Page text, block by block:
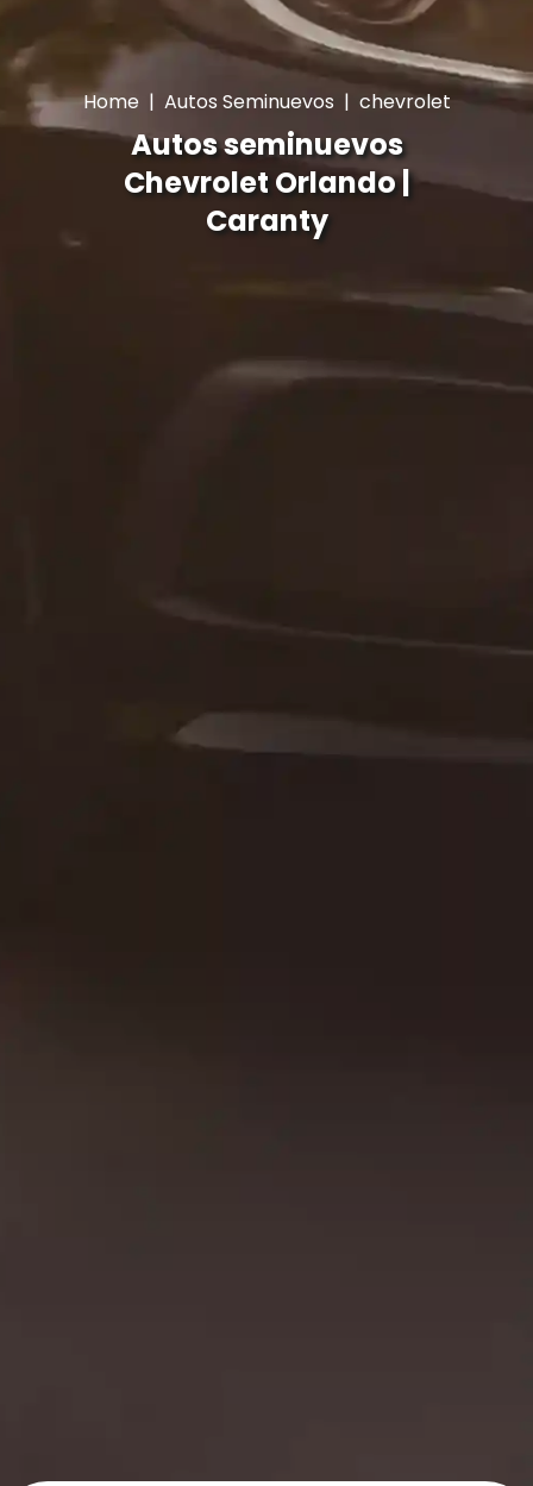
Home | Autos Seminuevos | chevrolet
Autos seminuevos
Chevrolet Orlando |
Caranty